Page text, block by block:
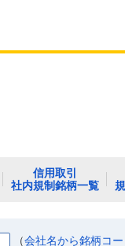
信用取引
社内規制銘柄一覧
（会社名から銘柄コ